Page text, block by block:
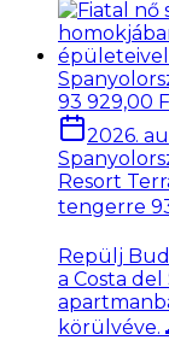
93 929,00
2026.
Resort
tengerre
Repülj
a Costa
körülvéve.